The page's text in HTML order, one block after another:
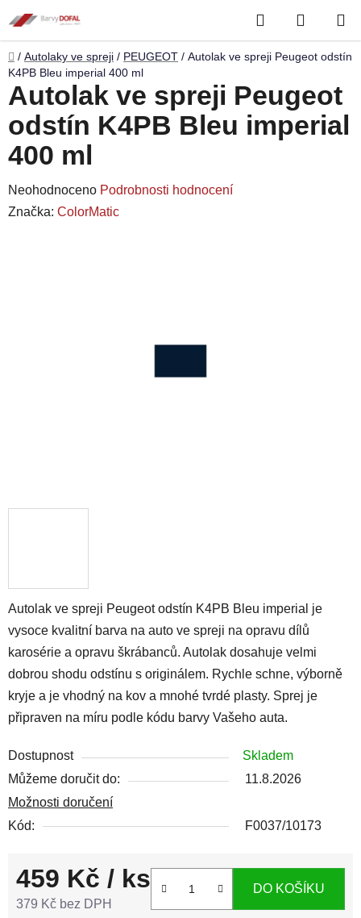
na
obsah
Hledat
KOŠÍK
Domů
/ Autolaky ve spreji / PEUGEOT / Autolak ve spreji Peugeot odstín
K4PB Bleu imperial 400 ml
Autolak ve spreji Peugeot odstín K4PB Bleu imperial je
vysoce kvalitní barva na auto ve spreji na opravu dílů
karosérie a opravu škrábanců. Autolak dosahuje velmi
dobrou shodu odstínu s originálem. Rychle schne, výborně
kryje a je vhodný na kov a mnohé tvrdé plasty. Sprej je
připraven na míru podle kódu barvy Vašeho auta.
Dostupnost
Skladem
Můžeme doručit do:
11.8.2026
Možnosti doručení
Kód:
F0037/10173
459 Kč / ks
379 Kč bez DPH
DO KOŠÍKU
Autolak ve spreji Peugeot
odstín K4PB Bleu imperial
400 ml
Průměrné
hodnocení
Neohodnoceno Podrobnosti hodnocení
Značka: ColorMatic